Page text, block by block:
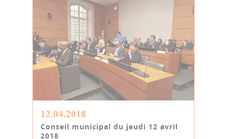
12.04.2018
Conseil municipal du jeudi 12 avril
2018